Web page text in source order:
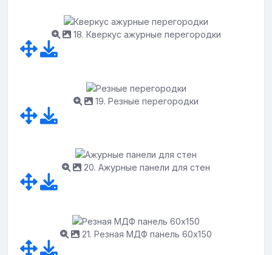
18. Кверкус ажурные перегородки
19. Резные перегородки
20. Ажурные панели для стен
21. Резная МДФ панель 60х150